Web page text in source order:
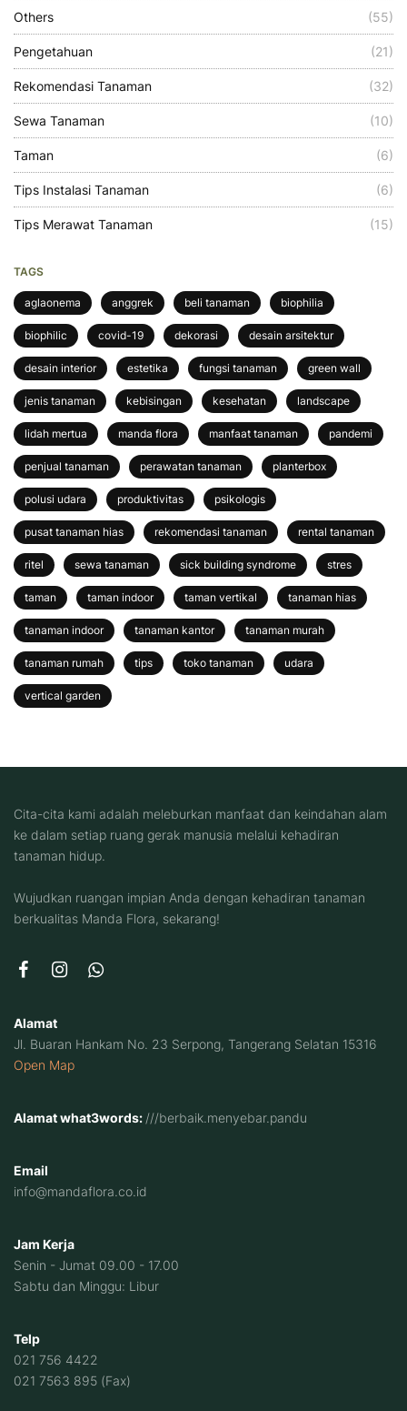
Others (55)
Pengetahuan (21)
Rekomendasi Tanaman (32)
Sewa Tanaman (10)
Taman (6)
Tips Instalasi Tanaman (6)
Tips Merawat Tanaman (15)
TAGS
aglaonema anggrek beli tanaman biophilia
biophilic covid-19 dekorasi desain arsitektur
desain interior estetika fungsi tanaman green wall
jenis tanaman kebisingan kesehatan landscape
lidah mertua manda flora manfaat tanaman pandemi
penjual tanaman perawatan tanaman planterbox
polusi udara produktivitas psikologis
pusat tanaman hias rekomendasi tanaman rental tanaman
ritel sewa tanaman sick building syndrome stres
taman taman indoor taman vertikal tanaman hias
tanaman indoor tanaman kantor tanaman murah
tanaman rumah tips toko tanaman udara
vertical garden
Cita-cita kami adalah meleburkan manfaat dan keindahan alam
ke dalam setiap ruang gerak manusia melalui kehadiran
tanaman hidup.
Wujudkan ruangan impian Anda dengan kehadiran tanaman
berkualitas Manda Flora, sekarang!
Alamat
Jl. Buaran Hankam No. 23 Serpong, Tangerang Selatan 15316
Open Map
Alamat what3words: ///berbaik.menyebar.pandu
Email
info@mandaflora.co.id
Jam Kerja
Senin - Jumat 09.00 - 17.00
Sabtu dan Minggu: Libur
Telp
021 756 4422
021 7563 895 (Fax)